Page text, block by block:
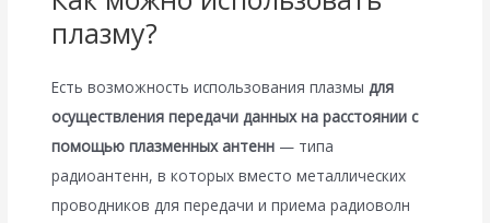
плазму?
Есть возможность использования плазмыдля
осуществления передачи данных на расстоянии с
помощью плазменных антенн — типа
радиоантенн, в которых вместо металлических
проводников для передачи и приема радиоволн